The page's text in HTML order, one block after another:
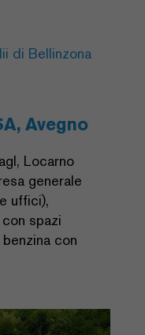
di Bellinzona
Avegno
Locarno
generale
uffici),
spazi
con
Next